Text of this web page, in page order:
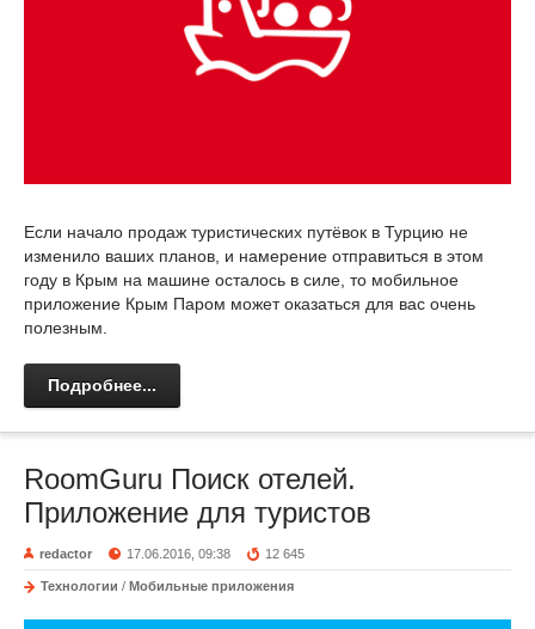
Если начало продаж туристических путёвок в Турцию не
изменило ваших планов, и намерение отправиться в этом
году в Крым на машине осталось в силе, то мобильное
приложение Крым Паром может оказаться для вас очень
полезным.
Подробнее...
RoomGuru Поиск отелей.
Приложение для туристов
redactor 17.06.2016, 09:38 12 645
Технологии / Мобильные приложения